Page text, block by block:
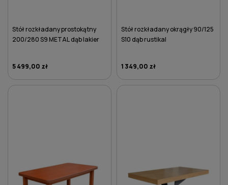
Stół rozkładany prostokątny
200/280 S9 METAL dąb lakier
5 499,00 zł
Stół rozkładany okrągły 90/125
S10 dąb rustikal
1 349,00 zł